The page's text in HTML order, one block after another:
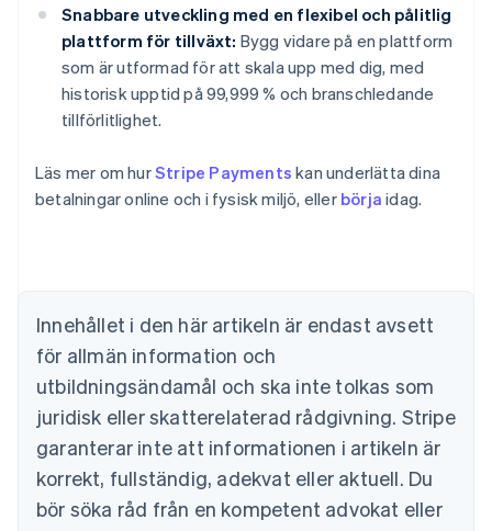
Snabbare utveckling med en flexibel och pålitlig
plattform för tillväxt: Bygg vidare på en plattform
som är utformad för att skala upp med dig, med
historisk upptid på 99,999 % och branschledande
tillförlitlighet.
Läs mer om hurStripe Payments kan underlätta dina
betalningar online och i fysisk miljö, eller börja idag.
Innehållet i den här artikeln är endast avsett
för allmän information och
utbildningsändamål och ska inte tolkas som
juridisk eller skatterelaterad rådgivning. Stripe
garanterar inte att informationen i artikeln är
korrekt, fullständig, adekvat eller aktuell. Du
bör söka råd från en kompetent advokat eller
Brasilien
Bulgarien
English
Cypern
English
Danmark
English
English